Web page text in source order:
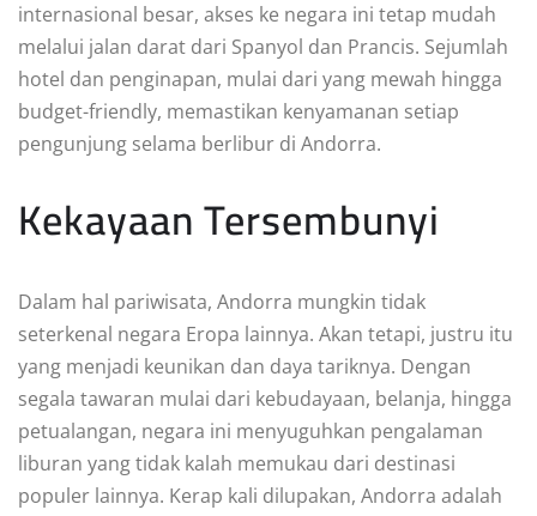
internasional besar, akses ke negara ini tetap mudah
melalui jalan darat dari Spanyol dan Prancis. Sejumlah
hotel dan penginapan, mulai dari yang mewah hingga
budget-friendly, memastikan kenyamanan setiap
pengunjung selama berlibur di Andorra.
Kekayaan Tersembunyi
Dalam hal pariwisata, Andorra mungkin tidak
seterkenal negara Eropa lainnya. Akan tetapi, justru itu
yang menjadi keunikan dan daya tariknya. Dengan
segala tawaran mulai dari kebudayaan, belanja, hingga
petualangan, negara ini menyuguhkan pengalaman
liburan yang tidak kalah memukau dari destinasi
populer lainnya. Kerap kali dilupakan, Andorra adalah